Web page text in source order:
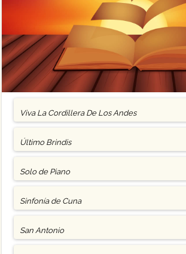
Viva La Cordillera De Los Andes
Último Brindis
Solo de Piano
Sinfonía de Cuna
San Antonio